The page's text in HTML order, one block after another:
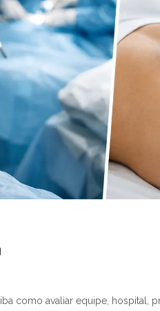
como avaliar equipe, hospital,